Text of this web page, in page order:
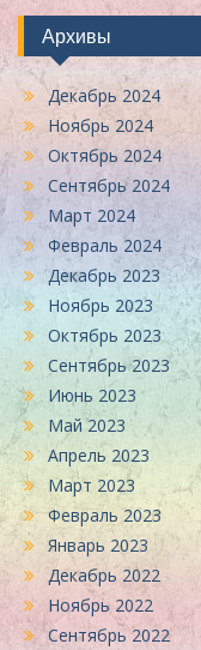
Архивы
Декабрь 2024
Ноябрь 2024
Октябрь 2024
Сентябрь 2024
Март 2024
Февраль 2024
Декабрь 2023
Ноябрь 2023
Октябрь 2023
Сентябрь 2023
Июнь 2023
Май 2023
Апрель 2023
Март 2023
Февраль 2023
Январь 2023
Декабрь 2022
Ноябрь 2022
Сентябрь 2022